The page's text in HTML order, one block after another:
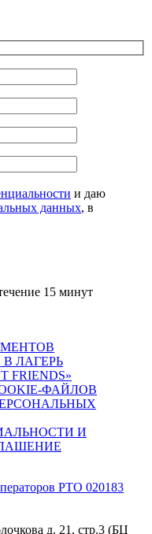
и даю
данных, в
15 минут
ЛАГЕРЬ
FRIENDS»
ФАЙЛОВ
И
РТО 020183
д. 21, стр.3 (БЦ